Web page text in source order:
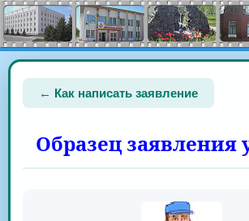
← Как написать заявление
Образец заявления